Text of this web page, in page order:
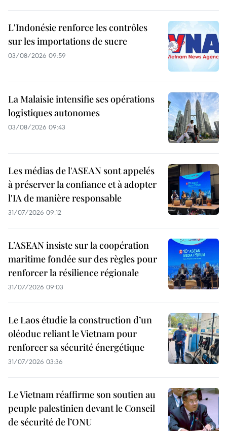
L'Indonésie renforce les contrôles
sur les importations de sucre
03/08/2026 09:59
La Malaisie intensifie ses opérations
logistiques autonomes
03/08/2026 09:43
Les médias de l'ASEAN sont appelés
à préserver la confiance et à adopter
l'IA de manière responsable
31/07/2026 09:12
L’ASEAN insiste sur la coopération
maritime fondée sur des règles pour
renforcer la résilience régionale
31/07/2026 09:03
Le Laos étudie la construction d’un
oléoduc reliant le Vietnam pour
renforcer sa sécurité énergétique
31/07/2026 03:36
Le Vietnam réaffirme son soutien au
peuple palestinien devant le Conseil
de sécurité de l’ONU